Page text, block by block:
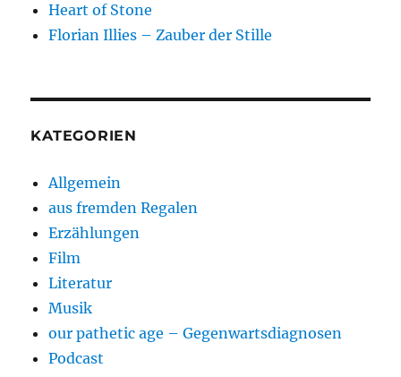
Heart of Stone
Florian Illies – Zauber der Stille
KATEGORIEN
Allgemein
aus fremden Regalen
Erzählungen
Film
Literatur
Musik
our pathetic age – Gegenwartsdiagnosen
Podcast